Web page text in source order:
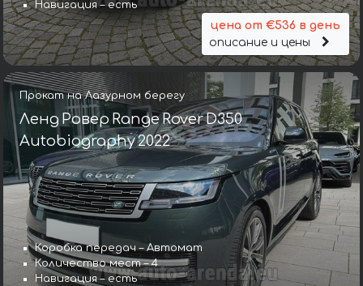
Навигация – есть
цена от €536 в день
описание и цены
Прокат на Лазурном берегу
Ленд Ровер Range Rover D350
Autobiography 2022
Коробка передач – Автомат
Количество мест – 4
Навигация – есть